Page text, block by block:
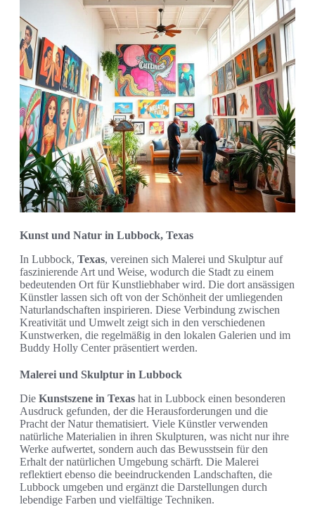
Kunst und Natur in Lubbock, Texas
In Lubbock, Texas, vereinen sich Malerei und Skulptur auf
faszinierende Art und Weise, wodurch die Stadt zu einem
bedeutenden Ort für Kunstliebhaber wird. Die dort ansässigen
Künstler lassen sich oft von der Schönheit der umliegenden
Naturlandschaften inspirieren. Diese Verbindung zwischen
Kreativität und Umwelt zeigt sich in den verschiedenen
Kunstwerken, die regelmäßig in den lokalen Galerien und im
Buddy Holly Center präsentiert werden.
Malerei und Skulptur in Lubbock
Die Kunstszene in Texas hat in Lubbock einen besonderen
Ausdruck gefunden, der die Herausforderungen und die
Pracht der Natur thematisiert. Viele Künstler verwenden
natürliche Materialien in ihren Skulpturen, was nicht nur ihre
Werke aufwertet, sondern auch das Bewusstsein für den
Erhalt der natürlichen Umgebung schärft. Die Malerei
reflektiert ebenso die beeindruckenden Landschaften, die
Lubbock umgeben und ergänzt die Darstellungen durch
lebendige Farben und vielfältige Techniken.